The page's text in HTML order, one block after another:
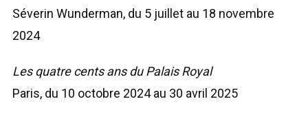
Séverin Wunderman, du 5 juillet au 18 novembre
2024
Les quatre cents ans du Palais Royal
Paris, du 10 octobre 2024 au 30 avril 2025